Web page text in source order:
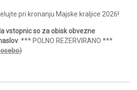
pri kronanju Majske kraljice 2026!
vstopnic so za obisk obvezne
: *** POLNO REZERVIRANO ***
)